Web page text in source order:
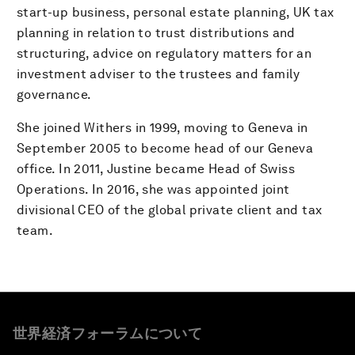
start-up business, personal estate planning, UK tax
planning in relation to trust distributions and
structuring, advice on regulatory matters for an
investment adviser to the trustees and family
governance.
She joined Withers in 1999, moving to Geneva in
September 2005 to become head of our Geneva
office. In 2011, Justine became Head of Swiss
Operations. In 2016, she was appointed joint
divisional CEO of the global private client and tax
team.
世界経済フォーラムについて